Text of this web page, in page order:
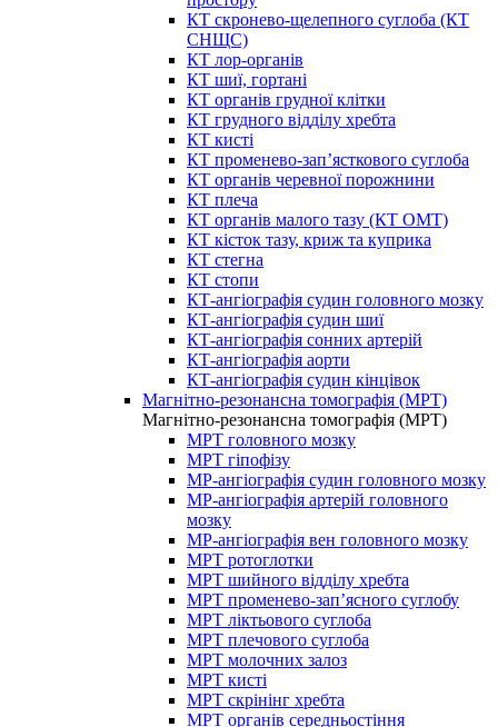
КТ скронево-щелепного суглоба (КТ
СНЩС)
КТ лор-органів
КТ шиї, гортані
КТ органів грудної клітки
КТ грудного відділу хребта
КТ кисті
КТ променево-зап’ясткового суглоба
КТ органів черевної порожнини
КТ плеча
КТ органів малого тазу (КТ ОМТ)
КТ кісток тазу, криж та куприка
КТ стегна
КТ стопи
КТ-ангіографія судин головного мозку
КТ-ангіографія судин шиї
КТ-ангіографія сонних артерій
КТ-ангіографія аорти
КТ-ангіографія судин кінцівок
Магнітно-резонансна томографія (МРТ)
Магнітно-резонансна томографія (МРТ)
МРТ головного мозку
МРТ гіпофізу
МР-ангіографія судин головного мозку
МР-ангіографія артерій головного
мозку
МР-ангіографія вен головного мозку
МРТ ротоглотки
МРТ шийного відділу хребта
МРТ променево-зап’ясного суглобу
МРТ ліктьового суглоба
МРТ плечового суглоба
МРТ молочних залоз
МРТ кисті
МРТ скрінінг хребта
МРТ органів середньостіння